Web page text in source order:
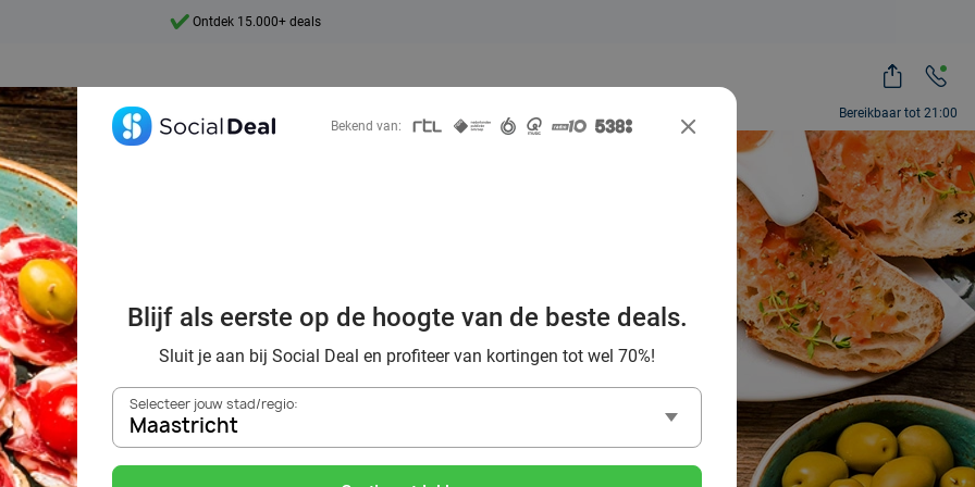
Bereikbaar tot 21:00
Ontdek 15.000+ deals
voordelig de beste
in Maastricht en
omgeving
Bekend van:
Blijf als eerste op de hoogte van de beste deals.
Sluit je aan bij Social Deal en profiteer van kortingen tot wel 70%!
Selecteer jouw stad/regio:
Maastricht